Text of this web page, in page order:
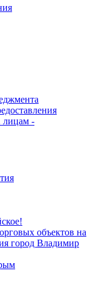
лицам -
объектов на
город Владимир